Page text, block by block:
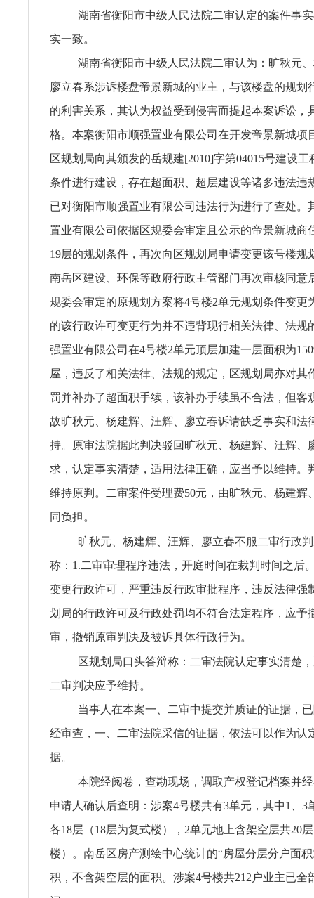
湖南省衡阳市中级人民法院二审认定的案件事
实一致。
湖南省衡阳市中级人民法院二审认为：旷秋元
廖立春系涉诉楼盘帝景新城的业主，与该楼盘的规划
的利害关系，其认为权益受到侵害而提起本案诉讼，
格。本案衡阳市顺强置业有限公司在开发帝景新城项
区规划局向其颁发的岳规建[2010]字第04015号建设
条件进行建设，存在超面积、超层建设等诸多违法违
已对衡阳市顺强置业有限公司违法行为进行了查处。
置业有限公司依据区规委会审定且公示的帝景新城商
19层的规划条件，再次向区规划局申请变更该号楼规
南岳区建设、环保等政府行政主管部门再次审核同意
规委会审定的原规划方案将4号楼2单元规划条件变更
的该行政许可变更行为并不违背现行相关法律、法规
强置业有限公司在4号楼2单元顶层加建一层面积为
屋，违反了相关法律、法规的规定，区规划局亦对其
罚并补办了超面积手续，该补办手续虽不合法，但客
故旷秋元、杨建辉、汪辉、廖立春诉请缺乏事实和法
持。原审法院据此判决驳回旷秋元、杨建辉、汪辉、
求，认定事实清楚，适用法律正确，应当予以维持。
维持原判。二审案件受理费50元，由旷秋元、杨建辉
同负担。
旷秋元、杨建辉、汪辉、廖立春不服二审行政
称：1.二审审理程序违法，开庭时间在裁判时间之后
变更行政许可，严重违反行政审批程序，违反法律强
划局的行政许可及行政处罚均不符合法定程序，应予
审，撤销原审判决及被诉具体行政行为。
区规划局口头答辩称：二审法院认定事实清楚
二审判决应予维持。
当事人在本案一、二审中提交并质证的证据，
经审查，一、二审法院采信的证据，依法可以作为认
据。
本院经阅卷，查勘现场，调取产权登记档案并
申请人确认后查明：涉案4号楼共有3单元，其中1、3
各18层（18层为复式楼），2单元地上含架空层共20
楼）。南岳区房产测绘中心统计的“房屋分层分户面
积，不含架空层的面积。涉案4号楼共212户业主已全